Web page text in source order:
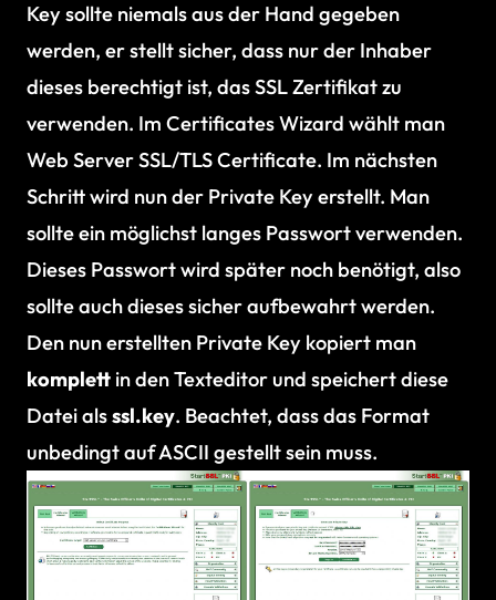
Key sollte niemals aus der Hand gegeben
werden, er stellt sicher, dass nur der Inhaber
dieses berechtigt ist, das SSL Zertifikat zu
verwenden. Im Certificates Wizard wählt man
Web Server SSL/TLS Certificate. Im nächsten
Schritt wird nun der Private Key erstellt. Man
sollte ein möglichst langes Passwort verwenden.
Dieses Passwort wird später noch benötigt, also
sollte auch dieses sicher aufbewahrt werden.
Den nun erstellten Private Key kopiert man
komplett in den Texteditor und speichert diese
Datei alsssl.key. Beachtet, dass das Format
unbedingt auf ASCII gestellt sein muss.